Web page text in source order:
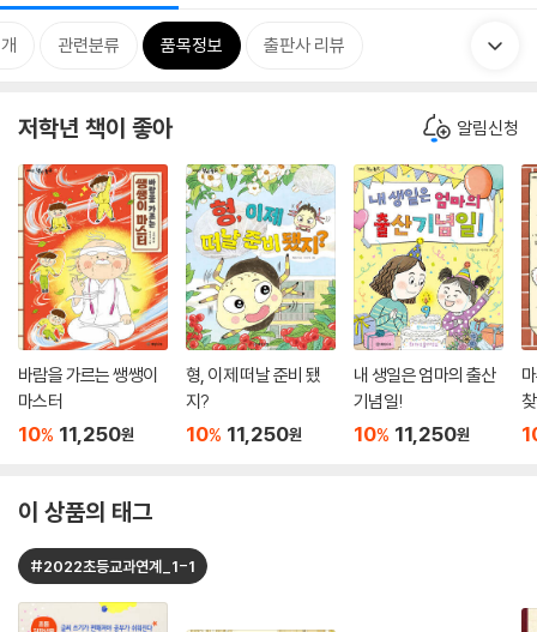
관련분류 품목정보 출판사 리뷰
저학년 책이 좋아 알림신청
바람을 가르는 쌩쌩이
마스터
10% 11,250원
형, 이제 떠날 준비 됐
지?
10% 11,250원
내 생일은 엄마의 출산
기념일!
10% 11,250원
이 상품의 태그
#2022초등교과연계_1-1